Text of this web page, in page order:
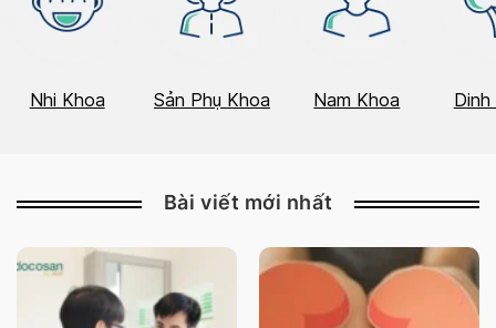
Nhi Khoa Sản Phụ Khoa Nam Khoa Dinh
Bài viết mới nhất